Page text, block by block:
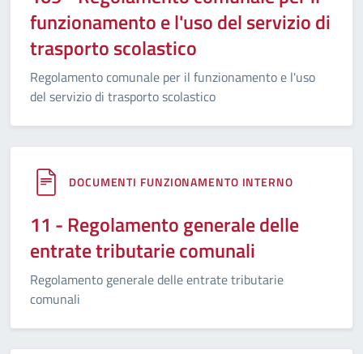
funzionamento e l'uso del servizio di
trasporto scolastico
Regolamento comunale per il funzionamento e l'uso
del servizio di trasporto scolastico
DOCUMENTI FUNZIONAMENTO INTERNO
11 - Regolamento generale delle
entrate tributarie comunali
Regolamento generale delle entrate tributarie
comunali